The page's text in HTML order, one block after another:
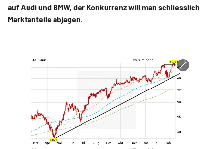
auf Audi und BMW, der Konkurrenz will man schliesslich
Marktanteile abjagen.